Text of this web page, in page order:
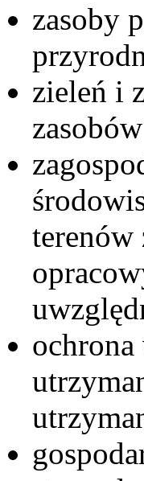
zasoby
zieleń i
terenów